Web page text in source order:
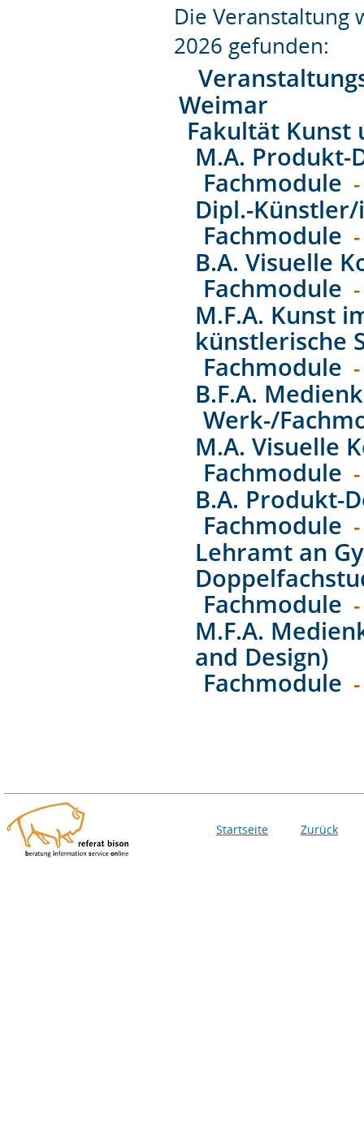
Die Veranstaltung
2026 gefunden:
Weimar
Fakultät Kunst
M.A. Produkt-
Fachmodule
Dipl.-
Fachmodule
B.A. Visuelle
Fachmodule
M.F.A. Kunst
künstlerische
Fachmodule
B.F.A.
Werk-/
M.A. Visuelle
Fachmodule
B.A. Produkt-
Fachmodule
Lehramt an
Fachmodule
M.F.A.
and Design)
Fachmodule
Startseite Zurück